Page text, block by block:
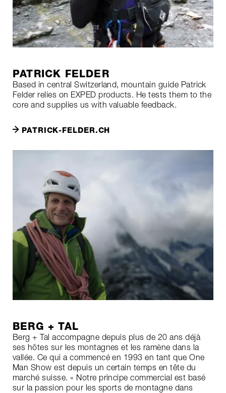
PATRICK FELDER
Based in central Switzerland, mountain guide Patrick
Felder relies on EXPED products. He tests them to the
core and supplies us with valuable feedback.
PATRICK-FELDER.CH
BERG + TAL
Berg + Tal accompagne depuis plus de 20 ans déjà
ses hôtes sur les montagnes et les ramène dans la
vallée. Ce qui a commencé en 1993 en tant que One
Man Show est depuis un certain temps en tête du
marché suisse. « Notre principe commercial est basé
sur la passion pour les sports de montagne dans